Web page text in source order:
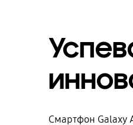
Смартфон Galaxy